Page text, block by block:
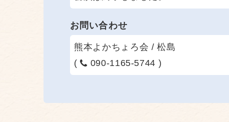
お問い合わせ
熊本よかちょろ会 / 松島
(
090-1165-5744 )